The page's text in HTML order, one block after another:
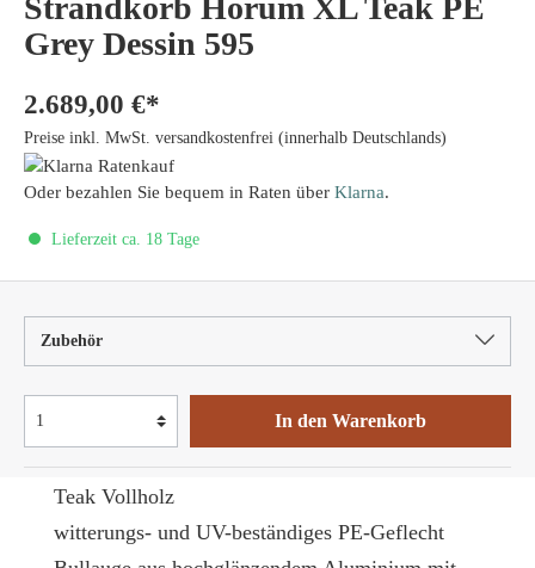
Strandkorb Horum XL Teak PE
Grey Dessin 595
Teak Vollholz
witterungs- und UV-beständiges PE-Geflecht
2.689,00 €*
Preise inkl. MwSt. versandkostenfrei (innerhalb Deutschlands)
Oder bezahlen Sie bequem in Raten über Klarna.
Lieferzeit ca. 18 Tage
Zubehör
In den Warenkorb